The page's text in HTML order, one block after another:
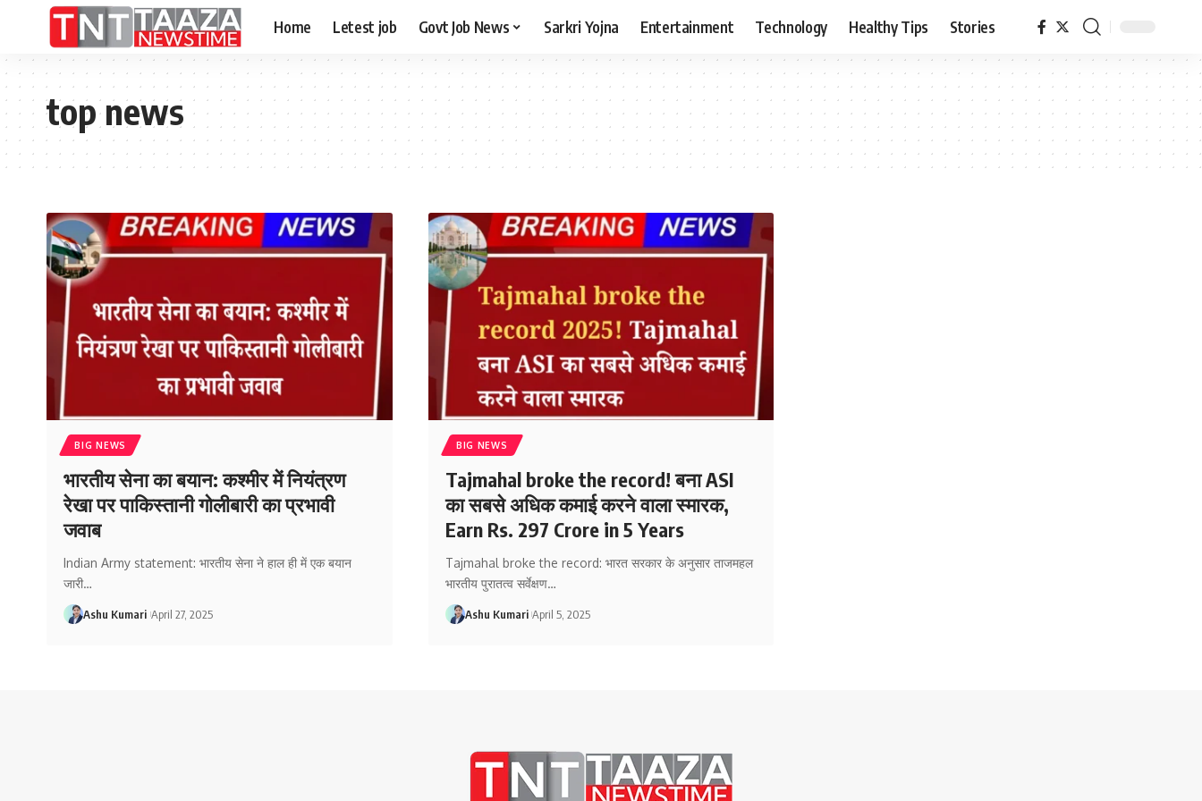
Home Letest job Govt Job News Sarkri Yojna Entertainment Technology Healthy Tips Stories
top news
BIG NEWS
भारतीय सेना का बयान: कश्मीर में नियंत्रण
रेखा पर पाकिस्तानी गोलीबारी का प्रभावी
जवाब
Indian Army statement: भारतीय सेना ने हाल ही में एक बयान
जारी…
Ashu Kumari April 27, 2025
BIG NEWS
Tajmahal broke the record! बना ASI
का सबसे अधिक कमाई करने वाला स्मारक,
Earn Rs. 297 Crore in 5 Years
Tajmahal broke the record: भारत सरकार के अनुसार ताजमहल
भारतीय पुरातत्व सर्वेक्षण…
Ashu Kumari April 5, 2025